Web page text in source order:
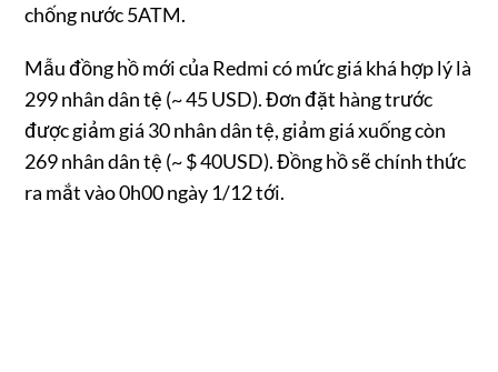
chống nước 5ATM.
Mẫu đồng hồ mới của Redmi có mức giá khá hợp lý là
299 nhân dân tệ (~ 45 USD). Đơn đặt hàng trước
được giảm giá 30 nhân dân tệ, giảm giá xuống còn
269 nhân dân tệ (~ $ 40USD). Đồng hồ sẽ chính thức
ra mắt vào 0h00 ngày 1/12 tới.